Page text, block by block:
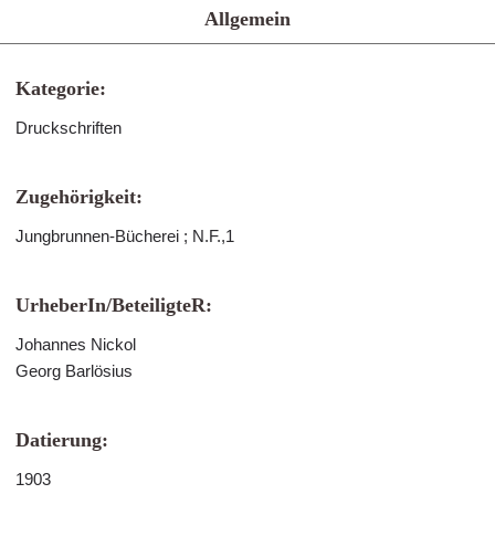
Allgemein
Kategorie:
Druckschriften
Zugehörigkeit:
Jungbrunnen-Bücherei ; N.F.,1
UrheberIn/BeteiligteR:
Johannes Nickol
Georg Barlösius
Datierung:
1903